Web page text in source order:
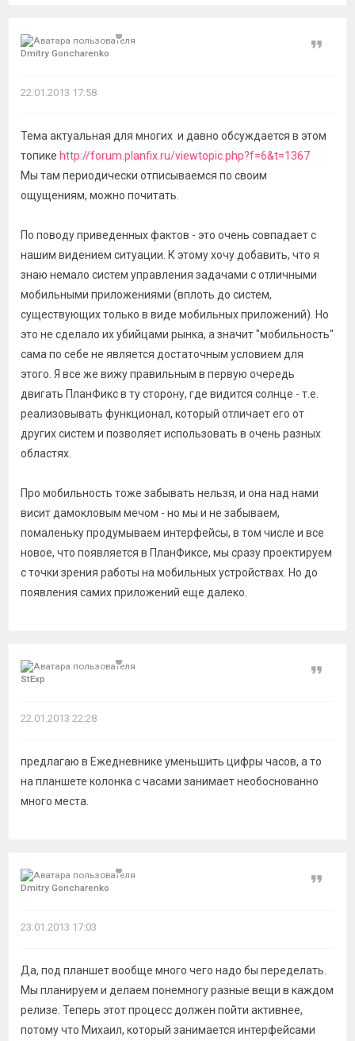
Dmitry Goncharenko
Цитата
22.01.2013 17:58
Тема актуальная для многих и давно обсуждается в этом
топике http://forum.planfix.ru/viewtopic.php?f=6&t=1367
Мы там периодически отписываемся по своим
ощущениям, можно почитать.
По поводу приведенных фактов - это очень совпадает с
нашим видением ситуации. К этому хочу добавить, что я
знаю немало систем управления задачами с отличными
мобильными приложениями (вплоть до систем,
существующих только в виде мобильных приложений). Но
это не сделало их убийцами рынка, а значит "мобильность"
сама по себе не является достаточным условием для
этого. Я все же вижу правильным в первую очередь
двигать ПланФикс в ту сторону, где видится солнце - т.е.
реализовывать функционал, который отличает его от
других систем и позволяет использовать в очень разных
областях.
Про мобильность тоже забывать нельзя, и она над нами
висит дамокловым мечом - но мы и не забываем,
помаленьку продумываем интерфейсы, в том числе и все
новое, что появляется в ПланФиксе, мы сразу проектируем
с точки зрения работы на мобильных устройствах. Но до
появления самих приложений еще далеко.
StExp
Цитата
22.01.2013 22:28
предлагаю в Ежедневнике уменьшить цифры часов, а то
на планшете колонка с часами занимает необоснованно
много места.
Dmitry Goncharenko
Цитата
23.01.2013 17:03
Да, под планшет вообще много чего надо бы переделать.
Мы планируем и делаем понемногу разные вещи в каждом
релизе. Теперь этот процесс должен пойти активнее,
потому что Михаил, который занимается интерфейсами